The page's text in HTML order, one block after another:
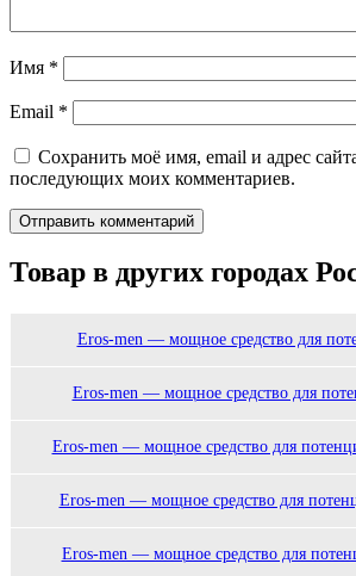
Имя *
Email *
Сохранить моё имя, email и адрес
последующих моих комментариев.
Товар в других городах
Eros-men — мощное средство для
Eros-men — мощное средство для
Eros-men — мощное средство для
Eros-men — мощное средство для
Eros-men — мощное средство для